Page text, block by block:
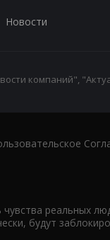
Новости
компаний",
реальных
будут